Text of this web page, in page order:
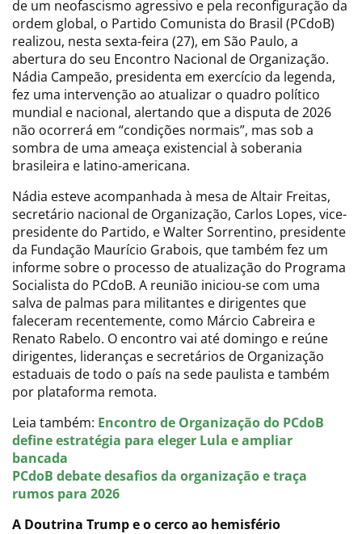
de um neofascismo agressivo e pela reconfiguração da
ordem global, o Partido Comunista do Brasil (PCdoB)
realizou, nesta sexta-feira (27), em São Paulo, a
abertura do seu Encontro Nacional de Organização.
Nádia Campeão, presidenta em exercício da legenda,
fez uma intervenção ao atualizar o quadro político
mundial e nacional, alertando que a disputa de 2026
não ocorrerá em “condições normais”, mas sob a
sombra de uma ameaça existencial à soberania
brasileira e latino-americana.
Nádia esteve acompanhada à mesa de Altair Freitas,
secretário nacional de Organização, Carlos Lopes, vice-
presidente do Partido, e Walter Sorrentino, presidente
da Fundação Maurício Grabois, que também fez um
informe sobre o processo de atualização do Programa
Socialista do PCdoB. A reunião iniciou-se com uma
salva de palmas para militantes e dirigentes que
faleceram recentemente, como Márcio Cabreira e
Renato Rabelo. O encontro vai até domingo e reúne
dirigentes, lideranças e secretários de Organização
estaduais de todo o país na sede paulista e também
por plataforma remota.
Leia também: Encontro de Organização do PCdoB
define estratégia para eleger Lula e ampliar
bancada
PCdoB debate desafios da organização e traça
rumos para 2026
A Doutrina Trump e o cerco ao hemisfério